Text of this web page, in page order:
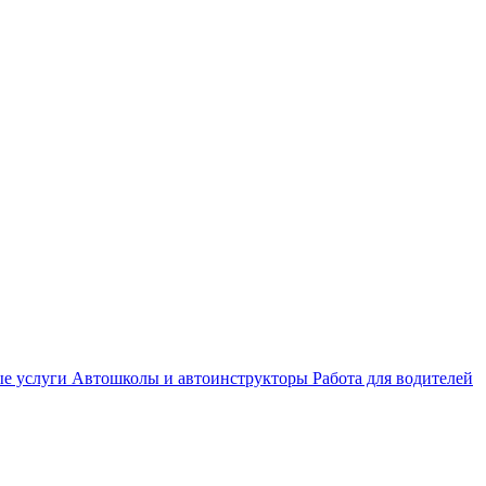
услуги Автошколы и автоинструкторы Работа для водителей